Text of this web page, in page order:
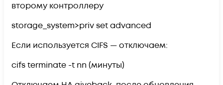
второму контроллеру
storage_system>priv set advanced
Если используется CIFS — отключаем:
cifs terminate -t nn (минуты)